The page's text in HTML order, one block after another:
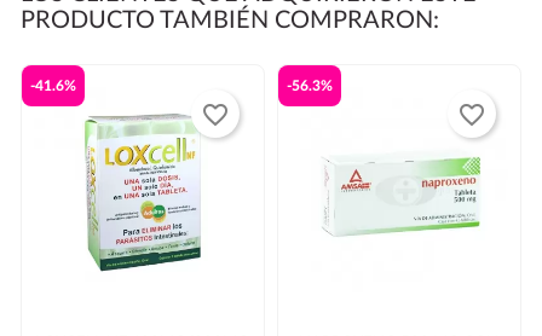
PRODUCTO TAMBIÉN COMPRARON:
-41.6%
favorite_border
-56.3%
favorite_border